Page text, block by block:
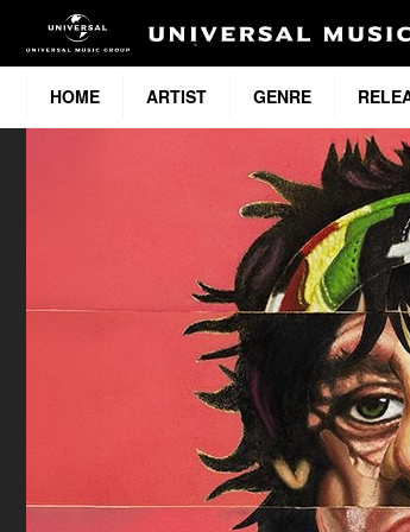
HOME ARTIST GENRE